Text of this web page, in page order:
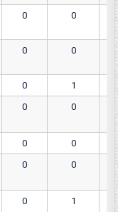
0 0
0 0
0
1
0 0
0
0
0 0
0 1